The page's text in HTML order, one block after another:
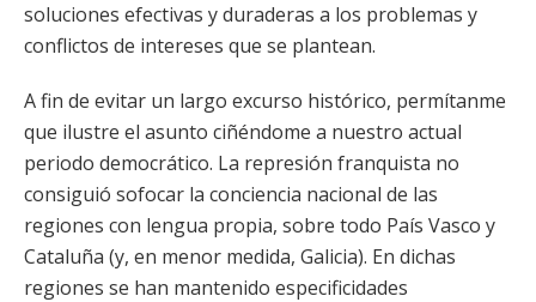
soluciones efectivas y duraderas a los problemas y
conflictos de intereses que se plantean.
A fin de evitar un largo excurso histórico, permítanme
que ilustre el asunto ciñéndome a nuestro actual
periodo democrático. La represión franquista no
consiguió sofocar la conciencia nacional de las
regiones con lengua propia, sobre todo País Vasco y
Cataluña (y, en menor medida, Galicia). En dichas
regiones se han mantenido especificidades